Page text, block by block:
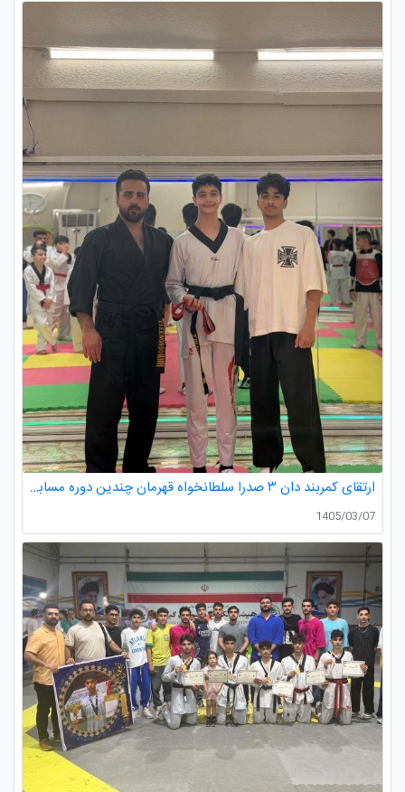
ارتقای کمربند دان ۳ صدرا سلطانخواه قهرمان چندین دوره مسابقات استانی و کشوری در رده سنی خردسالان و نونهالان
1405/03/07